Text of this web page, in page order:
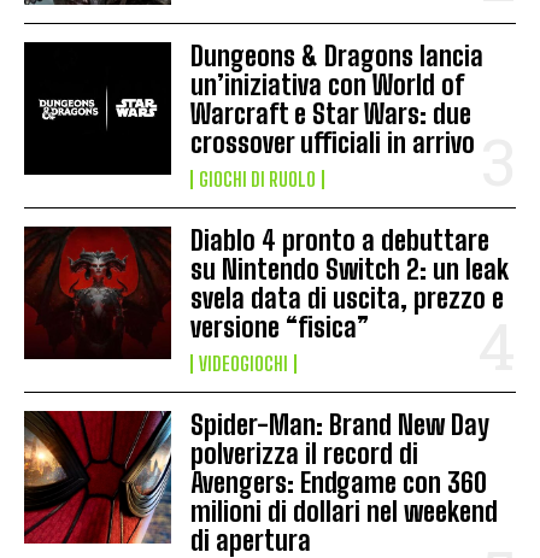
Dungeons & Dragons lancia
un’iniziativa con World of
Warcraft e Star Wars: due
crossover ufficiali in arrivo
GIOCHI DI RUOLO
Diablo 4 pronto a debuttare
su Nintendo Switch 2: un leak
svela data di uscita, prezzo e
versione “fisica”
VIDEOGIOCHI
Spider-Man: Brand New Day
polverizza il record di
Avengers: Endgame con 360
milioni di dollari nel weekend
di apertura